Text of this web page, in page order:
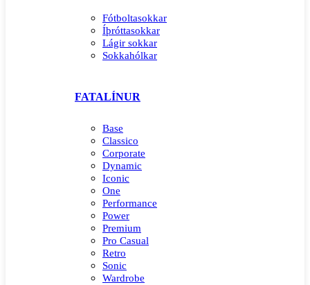
Fótboltasokkar
Íþróttasokkar
Lágir sokkar
Sokkahólkar
FATALÍNUR
Base
Classico
Corporate
Dynamic
Iconic
One
Performance
Power
Premium
Pro Casual
Retro
Sonic
Wardrobe